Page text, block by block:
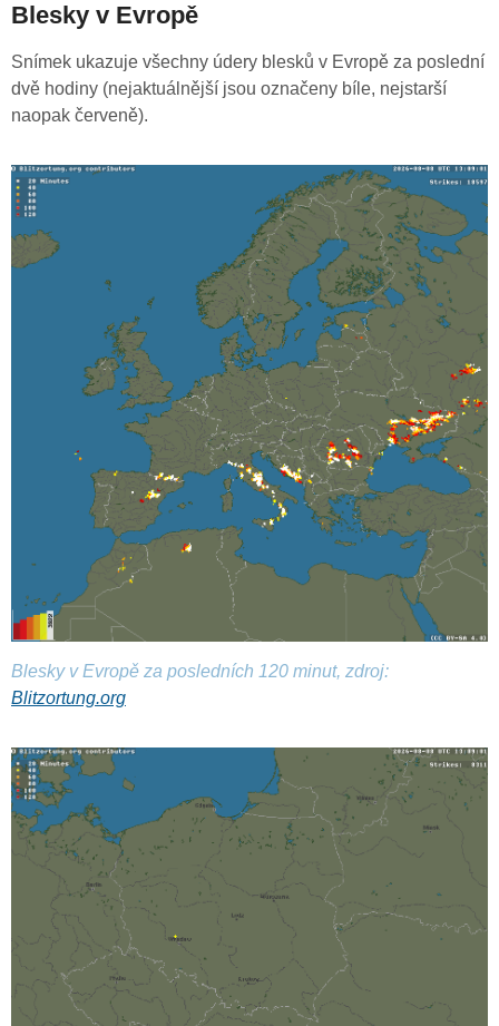
Blesky v Evropě
Snímek ukazuje všechny údery blesků v Evropě za poslední
dvě hodiny (nejaktuálnější jsou označeny bíle, nejstarší
naopak červeně).
Blesky v Evropě za posledních 120 minut, zdroj:
Blitzortung.org